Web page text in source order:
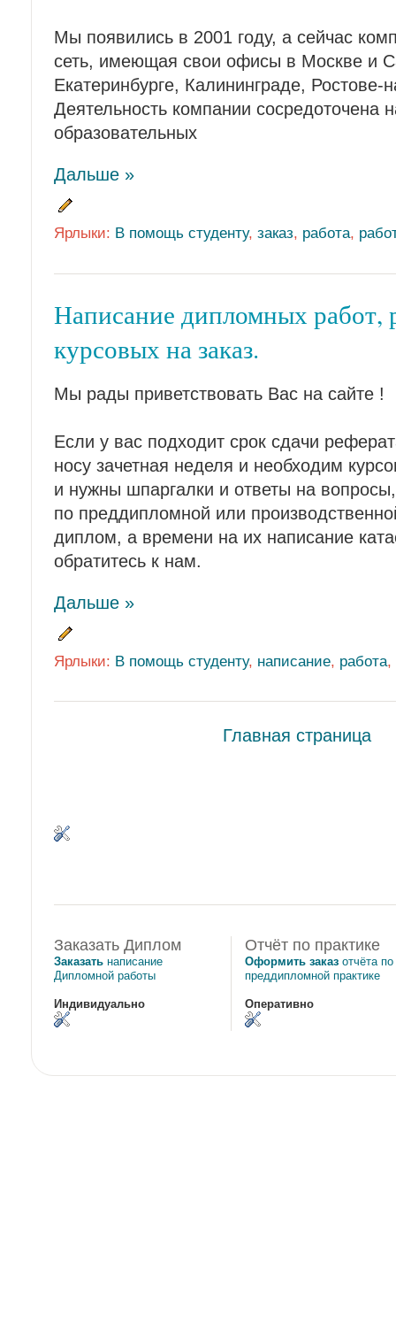
Мы появились в 2001 году, а сейчас
сеть, имеющая свои офисы в Москве и
Екатеринбурге, Калининграде,
Деятельность компании сосредоточена
образовательных
Дальше »
Ярлыки: В помощь студенту, заказ, работа,
Написание дипломных работ,
курсовых на заказ.
Мы рады приветствовать Вас на сайте !
Если у вас подходит срок сдачи
носу зачетная неделя и необходим
и нужны шпаргалки и ответы на вопросы,
по преддипломной или
диплом, а времени на их написание
обратитесь к нам.
Дальше »
Ярлыки: В помощь студенту, написание, работа,
Главная страница
Заказать Диплом
Заказать написание
Дипломной работы
Индивидуально
Отчёт по практике
Оформить заказ отчёта по
преддипломной практике
Оперативно